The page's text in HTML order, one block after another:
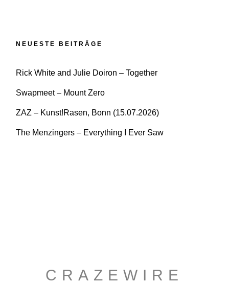
NEUESTE BEITRÄGE
Rick White and Julie Doiron – Together
Swapmeet – Mount Zero
ZAZ – Kunst!Rasen, Bonn (15.07.2026)
The Menzingers – Everything I Ever Saw
CRAZEWIRE